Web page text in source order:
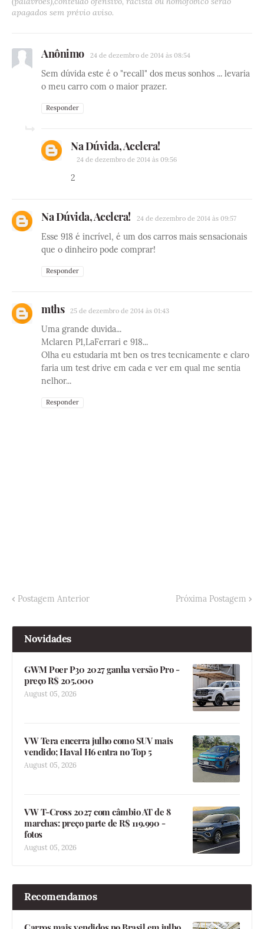
apagados sem prévio aviso.
Anônimo 24 de dezembro de 2014 às 08:54
Sem dúvida este é o "recall" dos meus sonhos ... levaria
o meu carro com o maior prazer.
Responder
Na Dúvida, Acelera!
24 de dezembro de 2014 às 09:56
2
Na Dúvida, Acelera! 24 de dezembro de 2014 às 09:57
Esse 918 é incrível, é um dos carros mais sensacionais
que o dinheiro pode comprar!
Responder
mths 25 de dezembro de 2014 às 01:43
Uma grande duvida...
Mclaren P1,LaFerrari e 918...
Olha eu estudaria mt ben os tres tecnicamente e claro
faria um test drive em cada e ver em qual me sentia
nelhor...
Responder
Postagem Anterior Próxima Postagem
Novidades
GWM Poer P30 2027 ganha versão Pro -
preço R$ 205.000
August 05, 2026
VW Tera encerra julho como SUV mais
vendido; Haval H6 entra no Top 5
August 05, 2026
VW T-Cross 2027 com câmbio AT de 8
marchas: preço parte de R$ 119.990 -
fotos
August 05, 2026
Recomendamos